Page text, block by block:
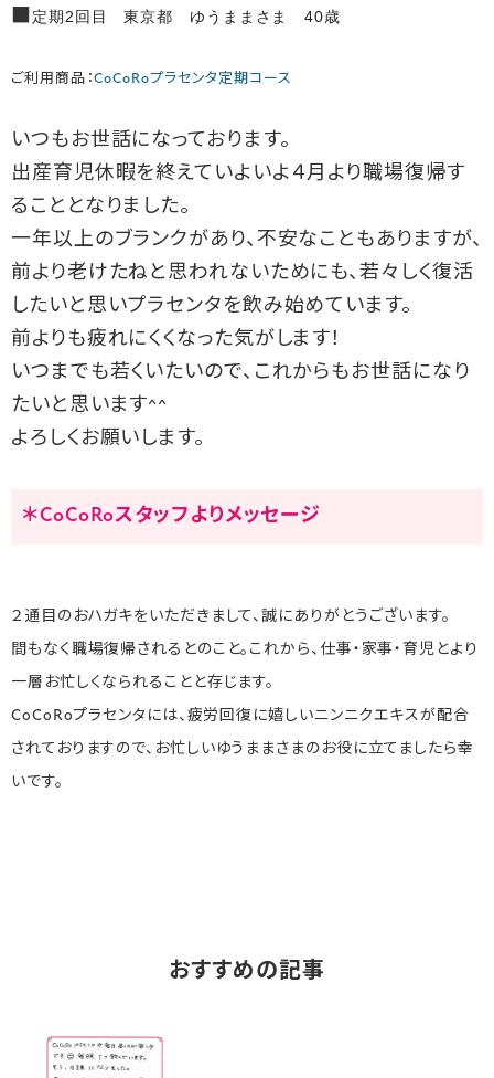
■定期2回目 東京都 ゆうままさま 40歳
ご利用商品：CoCoRoプラセンタ定期コース
いつもお世話になっております。
出産育児休暇を終えていよいよ４月より職場復帰す
ることとなりました。
一年以上のブランクがあり、不安なこともありますが、
前より老けたねと思われないためにも、若々しく復活
したいと思いプラセンタを飲み始めています。
前よりも疲れにくくなった気がします！
いつまでも若くいたいので、これからもお世話になり
たいと思います^^
よろしくお願いします。
＊CoCoRoスタッフよりメッセージ
２通目のおハガキをいただきまして、誠にありがとうございます。
間もなく職場復帰されるとのこと。これから、仕事・家事・育児とより
一層お忙しくなられることと存じます。
CoCoRoプラセンタには、疲労回復に嬉しいニンニクエキスが配合
されておりますので、お忙しいゆうままさまのお役に立てましたら幸
いです。
おすすめの記事